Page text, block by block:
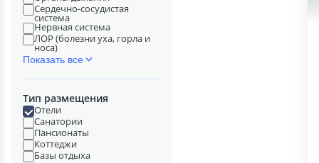
Сердечно-сосудистая
система
Нервная система
ЛОР (болезни уха, горла и
носа)
Показать все
Тип размещения
Отели
Санатории
Пансионаты
Коттеджи
Базы отдыха